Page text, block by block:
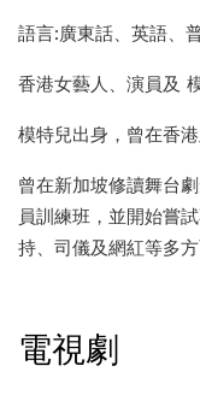
語言:廣東話、英語、
香港女藝人、演員及
模特兒出身，曾在香
曾在新加坡修讀舞台
員訓練班，並開始嘗
持、司儀及網紅等多
電視劇